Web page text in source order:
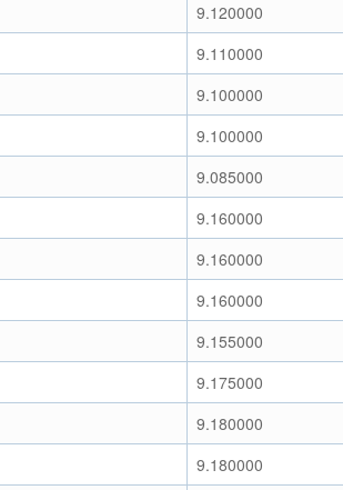
9.120000
9.110000
9.100000
9.100000
9.085000
9.160000
9.160000
9.160000
9.155000
9.175000
9.180000
9.180000